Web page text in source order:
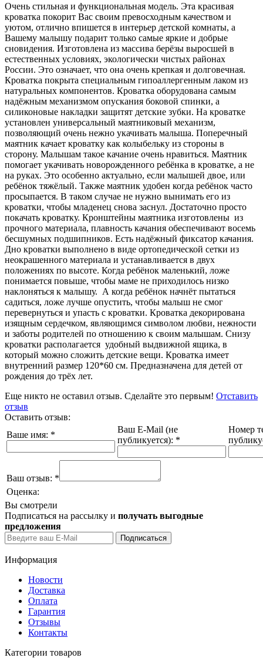
Очень стильная и функциональная модель. Эта красивая
кроватка покорит Вас своим превосходным качеством и
уютом, отлично впишется в интерьер детской комнаты, а
Вашему малышу подарит только самые яркие и добрые
сновидения. Изготовлена из массива берёзы выросшей в
естественных условиях, экологически чистых районах
России. Это означает, что она очень крепкая и долговечная.
Кроватка покрыта специальным гипоаллергенным лаком из
натуральных компонентов. Кроватка оборудована самым
надёжным механизмом опускания боковой спинки, а
силиконовые накладки защитят детские зубки. На кроватке
установлен универсальный маятниковый механизм,
позволяющий очень нежно укачивать малыша. Поперечный
маятник качает кроватку как колыбельку из стороны в
сторону. Малышам такое качание очень нравиться. Маятник
помогает укачивать новорожденного ребёнка в кроватке, а не
на руках. Это особенно актуально, если малышей двое, или
ребёнок тяжёлый. Также маятник удобен когда ребёнок часто
просыпается. В таком случае не нужно вынимать его из
кроватки, чтобы младенец снова заснул. Достаточно просто
покачать кроватку. Кронштейны маятника изготовлены из
прочного материала, плавность качания обеспечивают восемь
бесшумных подшипников. Есть надёжный фиксатор качания.
Дно кроватки выполнено в виде ортопедической сетки из
неокрашенного материала и устанавливается в двух
положениях по высоте. Когда ребёнок маленький, ложе
понимается повыше, чтобы маме не приходилось низко
наклоняться к малышу. А когда ребёнок начнёт пытаться
садиться, ложе лучше опустить, чтобы малыш не смог
перевернуться и упасть с кроватки. Кроватка декорирована
изящным сердечком, являющимся символом любви, нежности
и заботы родителей по отношению к своим малышам. Снизу
кроватки располагается удобный выдвижной ящика, в
который можно сложить детские вещи. Кроватка имеет
внутренний размер 120*60 см. Предназначена для детей от
рождения до трёх лет.
Еще никто не оставил отзыв. Сделайте это первым! Отставить
отзыв
Оставить отзыв:
Ваше имя: *
Ваш E-Mail (не
публикуется): *
Номер
Ваш отзыв: *
Оценка:
Вы смотрели
Подписаться на рассылку и получать выгодные
предложения
Информация
Новости
Доставка
Оплата
Гарантия
Отзывы
Контакты
Категории товаров